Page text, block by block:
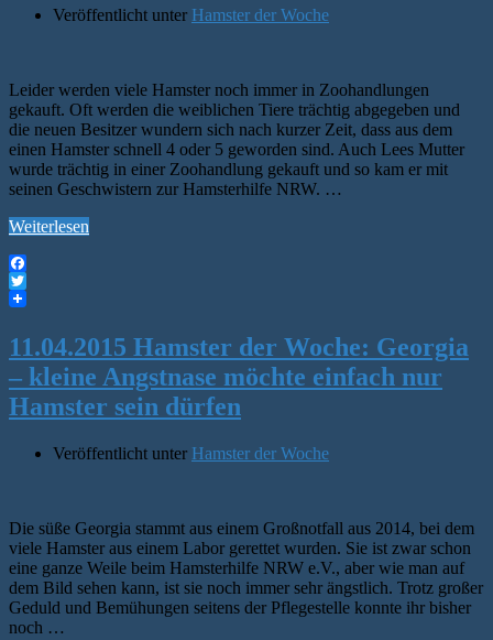
Veröffentlicht unter Hamster der Woche
Leider werden viele Hamster noch immer in Zoohandlungen
gekauft. Oft werden die weiblichen Tiere trächtig abgegeben und
die neuen Besitzer wundern sich nach kurzer Zeit, dass aus dem
einen Hamster schnell 4 oder 5 geworden sind. Auch Lees Mutter
wurde trächtig in einer Zoohandlung gekauft und so kam er mit
seinen Geschwistern zur Hamsterhilfe NRW. …
Weiterlesen
Facebook
Twitter
11.04.2015 Hamster der Woche: Georgia
– kleine Angstnase möchte einfach nur
Hamster sein dürfen
Veröffentlicht unter Hamster der Woche
Die süße Georgia stammt aus einem Großnotfall aus 2014, bei dem
viele Hamster aus einem Labor gerettet wurden. Sie ist zwar schon
eine ganze Weile beim Hamsterhilfe NRW e.V., aber wie man auf
dem Bild sehen kann, ist sie noch immer sehr ängstlich. Trotz großer
Geduld und Bemühungen seitens der Pflegestelle konnte ihr bisher
noch …